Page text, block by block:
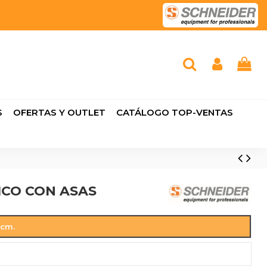
OFERTAS Y OUTLET CATÁLOGO TOP-VENTAS
CON ASAS